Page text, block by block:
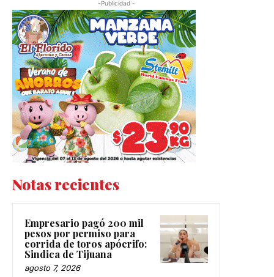
-Publicidad -
Notas recientes
Empresario pagó 200 mil
pesos por permiso para
corrida de toros apócrifo:
Sindica de Tijuana
agosto 7, 2026